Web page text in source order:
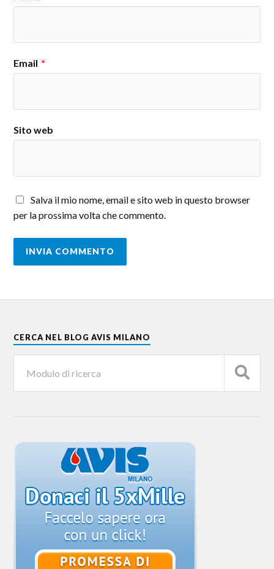
Email *
Sito web
Salva il mio nome, email e sito web in questo browser
per la prossima volta che commento.
CERCA NEL BLOG AVIS MILANO